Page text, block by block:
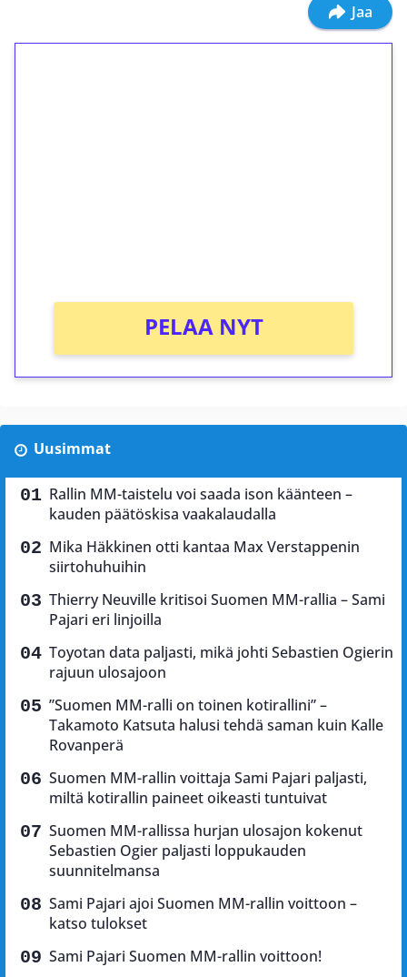
Jaa
PELAA NYT
Uusimmat
Rallin MM-taistelu voi saada ison käänteen –
kauden päätöskisa vaakalaudalla
Mika Häkkinen otti kantaa Max Verstappenin
siirtohuhuihin
Thierry Neuville kritisoi Suomen MM-rallia – Sami
Pajari eri linjoilla
Toyotan data paljasti, mikä johti Sebastien Ogierin
rajuun ulosajoon
”Suomen MM-ralli on toinen kotirallini” –
Takamoto Katsuta halusi tehdä saman kuin Kalle
Rovanperä
Suomen MM-rallin voittaja Sami Pajari paljasti,
miltä kotirallin paineet oikeasti tuntuivat
Suomen MM-rallissa hurjan ulosajon kokenut
Sebastien Ogier paljasti loppukauden
suunnitelmansa
Sami Pajari ajoi Suomen MM-rallin voittoon –
katso tulokset
Sami Pajari Suomen MM-rallin voittoon!